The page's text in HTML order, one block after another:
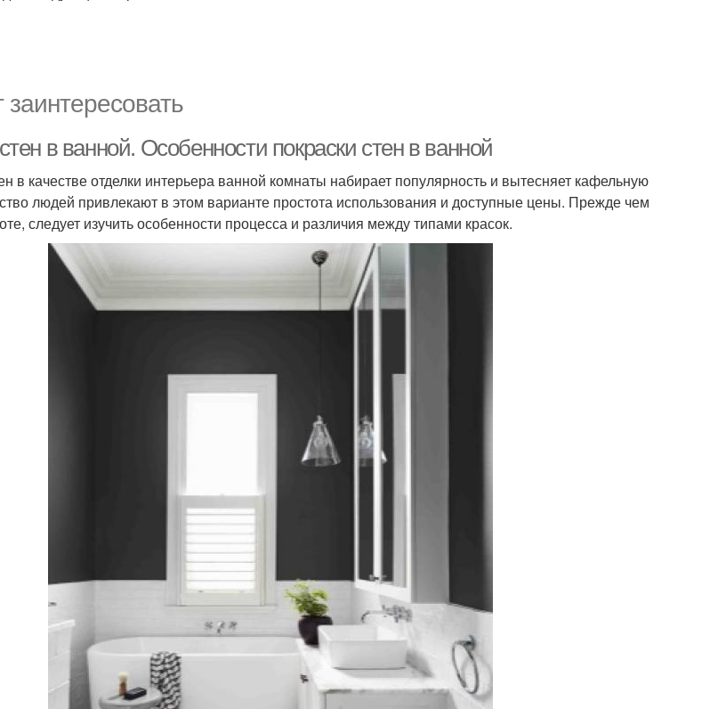
в ванной. Особенности покраски стен в ванной
в качестве отделки интерьера ванной комнаты набирает популярность и вытесняет кафельную
людей привлекают в этом варианте простота использования и доступные цены. Прежде чем
следует изучить особенности процесса и различия между типами красок.